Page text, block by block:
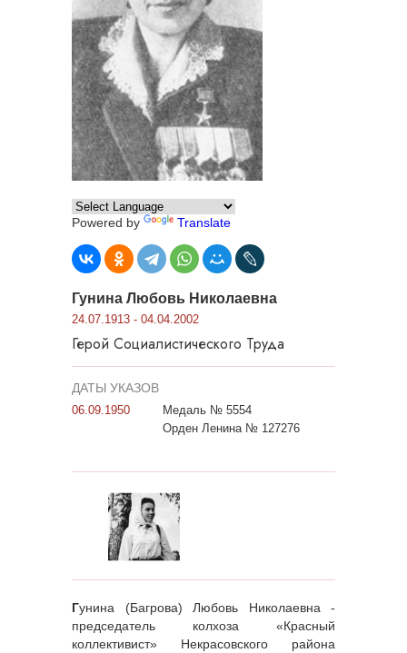
Powered by Translate
Гунина Любовь Николаевна
24.07.1913 - 04.04.2002
Герой Социалистического Труда
ДАТЫ УКАЗОВ
06.09.1950
Медаль № 5554
Орден Ленина № 127276
Гунина (Багрова) Любовь Николаевна -
председатель колхоза «Красный
коллективист» Некрасовского района